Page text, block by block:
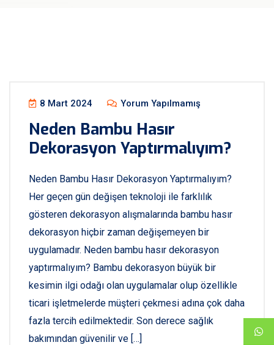
8 Mart 2024 Yorum Yapılmamış
Neden Bambu Hasır
Dekorasyon Yaptırmalıyım?
Neden Bambu Hasır Dekorasyon Yaptırmalıyım?
Her geçen gün değişen teknoloji ile farklılık
gösteren dekorasyon alışmalarında bambu hasır
dekorasyon hiçbir zaman değişemeyen bir
uygulamadır. Neden bambu hasır dekorasyon
yaptırmalıyım? Bambu dekorasyon büyük bir
kesimin ilgi odağı olan uygulamalar olup özellikle
ticari işletmelerde müşteri çekmesi adına çok daha
fazla tercih edilmektedir. Son derece sağlık
bakımından güvenilir ve […]